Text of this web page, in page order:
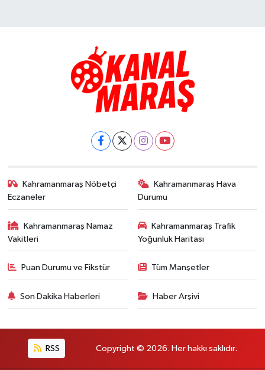
Kahramanmaraş Nöbetçi
Eczaneler
Kahramanmaraş Hava
Durumu
Kahramanmaraş Namaz
Vakitleri
Kahramanmaraş Trafik
Yoğunluk Haritası
Puan Durumu ve Fikstür Tüm Manşetler
Son Dakika Haberleri Haber Arşivi
RSS Copyright © 2026. Her hakkı saklıdır.